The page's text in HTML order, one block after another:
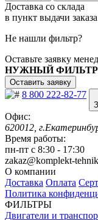
Доставка со склада
в пункт выдачи заказа
Не нашли фильтр?
Оставьте заявку
НУЖНЫЙ ФИЛЬТР
Оставить заявку
8 800 222-82-77
Офис:
620012,
Время работы:
пн-пт с 8:30 - 17:30
zakaz@komplekt-
О компании
Доставка Оплата
Политика
ФИЛЬТРЫ
Двигатели и